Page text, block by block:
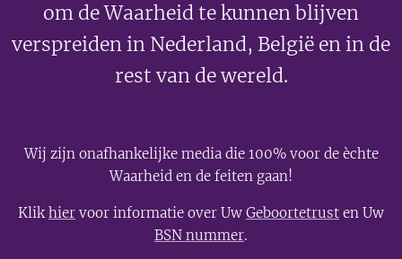
om de Waarheid te kunnen blijven
verspreiden in Nederland, België en in de
rest van de wereld.
Wij zijn onafhankelijke media die 100% voor de èchte
Waarheid en de feiten gaan!
Klikhier voor informatie over Uw Geboortetrust en Uw
BSN nummer.